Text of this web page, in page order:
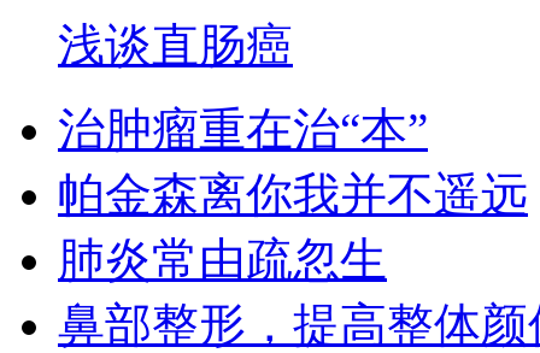
浅谈直肠癌
治肿瘤重在治“本”
帕金森离你我并不遥远
肺炎常由疏忽生
鼻部整形，提高整体颜